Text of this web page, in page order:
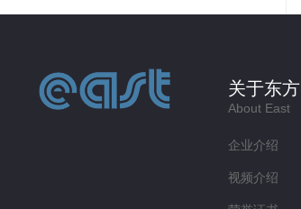
关于东方
About East
企业介绍
视频介绍